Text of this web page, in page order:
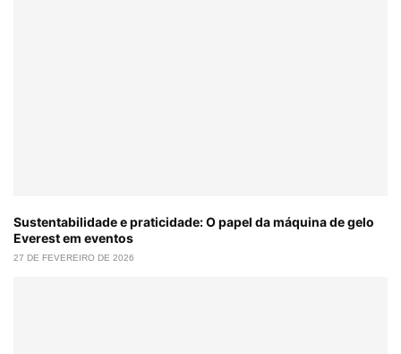
Sustentabilidade e praticidade: O papel da máquina de gelo
Everest em eventos
27 DE FEVEREIRO DE 2026